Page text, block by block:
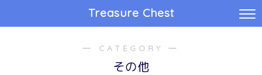
Treasure Chest
― CATEGORY ―
その他